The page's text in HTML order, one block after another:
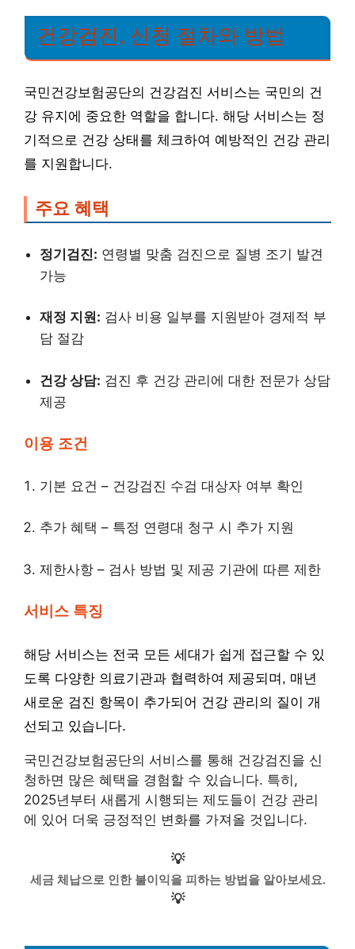
건강검진, 신청 절차와 방법
국민건강보험공단의 건강검진 서비스는 국민의 건
강 유지에 중요한 역할을 합니다. 해당 서비스는 정
기적으로 건강 상태를 체크하여 예방적인 건강 관리
를 지원합니다.
주요 혜택
정기검진: 연령별 맞춤 검진으로 질병 조기 발견
가능
재정 지원: 검사 비용 일부를 지원받아 경제적 부
담 절감
건강 상담: 검진 후 건강 관리에 대한 전문가 상담
제공
이용 조건
기본 요건 – 건강검진 수검 대상자 여부 확인
추가 혜택 – 특정 연령대 청구 시 추가 지원
제한사항 – 검사 방법 및 제공 기관에 따른 제한
서비스 특징
해당 서비스는 전국 모든 세대가 쉽게 접근할 수 있
도록 다양한 의료기관과 협력하여 제공되며, 매년
새로운 검진 항목이 추가되어 건강 관리의 질이 개
선되고 있습니다.
국민건강보험공단의 서비스를 통해 건강검진을 신
청하면 많은 혜택을 경험할 수 있습니다. 특히,
2025년부터 새롭게 시행되는 제도들이 건강 관리
에 있어 더욱 긍정적인 변화를 가져올 것입니다.
💡
세금 체납으로 인한 불이익을 피하는 방법을 알아보세요.
💡